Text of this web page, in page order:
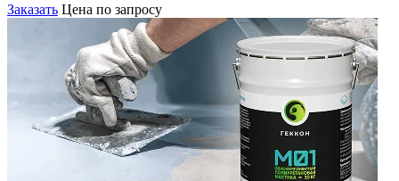
Заказать Цена по запросу